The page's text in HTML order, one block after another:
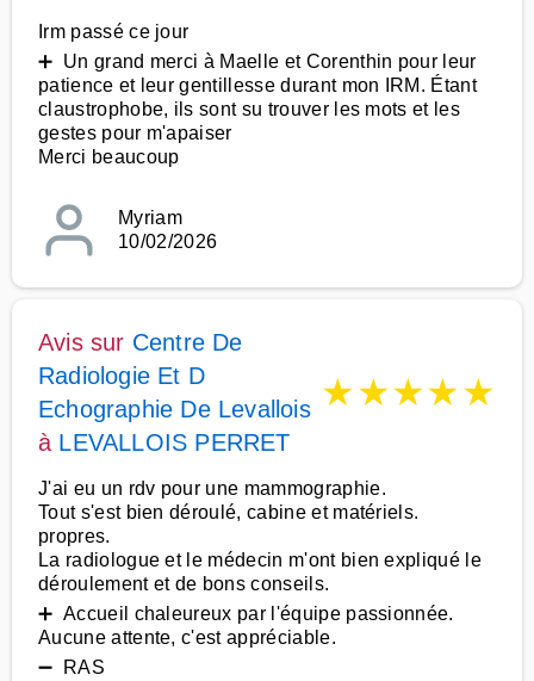
Irm passé ce jour
➕ Un grand merci à Maelle et Corenthin pour leur
patience et leur gentillesse durant mon IRM. Étant
claustrophobe, ils sont su trouver les mots et les
gestes pour m'apaiser
Merci beaucoup
Myriam
10/02/2026
Avis sur Centre De
Radiologie Et D
Echographie De Levallois
à LEVALLOIS PERRET
★★★★★
J'ai eu un rdv pour une mammographie.
Tout s'est bien déroulé, cabine et matériels.
propres.
La radiologue et le médecin m'ont bien expliqué le
déroulement et de bons conseils.
➕ Accueil chaleureux par l'équipe passionnée.
Aucune attente, c'est appréciable.
➖ RAS